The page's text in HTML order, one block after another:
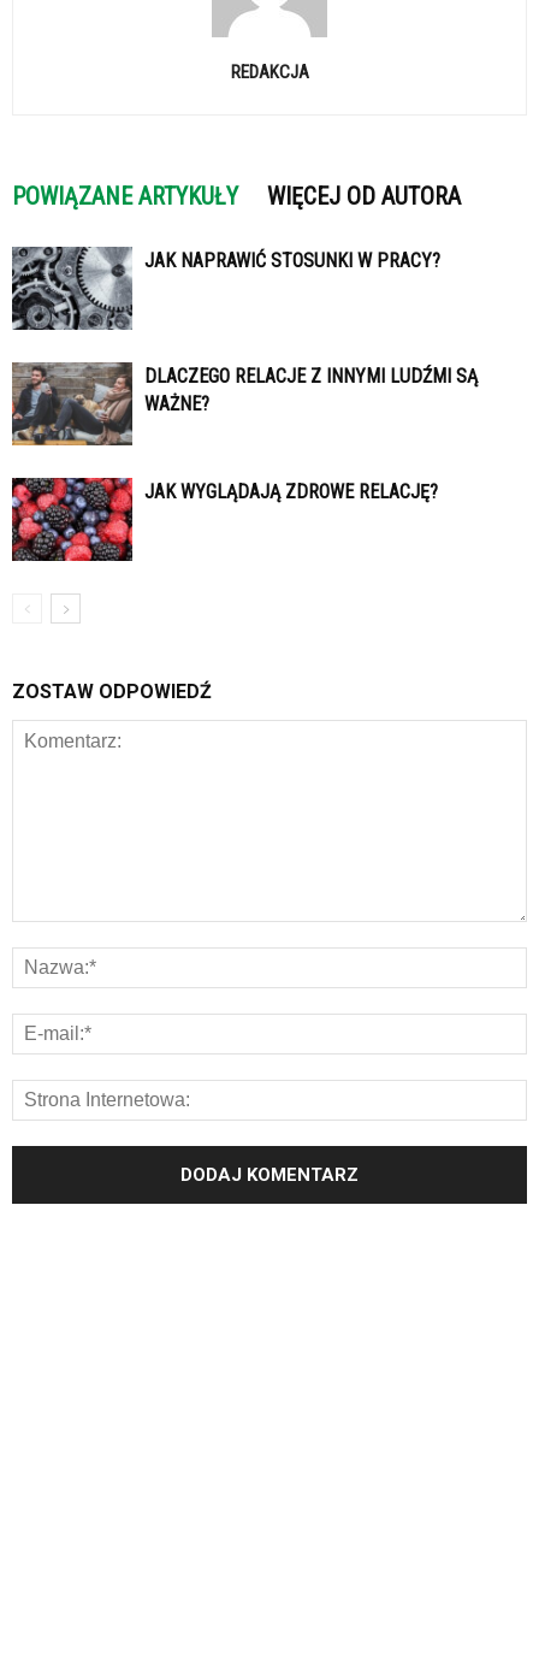
REDAKCJA
POWIĄZANE ARTYKUŁY WIĘCEJ OD AUTORA
JAK NAPRAWIĆ STOSUNKI W PRACY?
DLACZEGO RELACJE Z INNYMI LUDŹMI SĄ
WAŻNE?
JAK WYGLĄDAJĄ ZDROWE RELACJĘ?
ZOSTAW ODPOWIEDŹ